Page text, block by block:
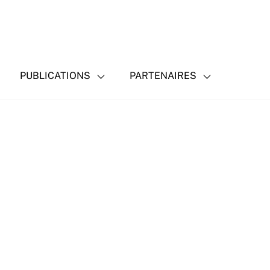
PUBLICATIONS PARTENAIRES